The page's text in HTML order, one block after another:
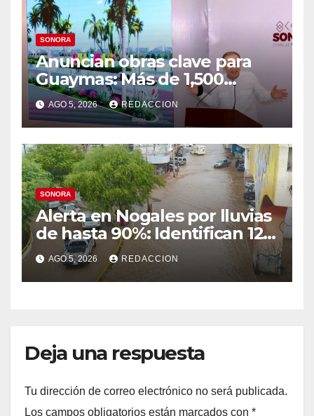
SONORA
Anuncian obras clave para
Guaymas: Más de 1,500
viviendas, modernización del
malecón y nuevo hospital del
IMSS
AGO 5, 2026 REDACCION
SONORA
Alerta en Nogales por lluvias
de hasta 90%: Identifican 12
vialidades con alto riesgo de
arroyos e inundaciones
AGO 5, 2026 REDACCION
Deja una respuesta
Tu dirección de correo electrónico no será publicada.
Los campos obligatorios están marcados con *